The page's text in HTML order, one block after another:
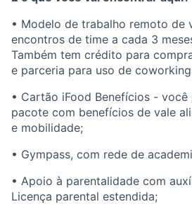
• Modelo de trabalho remoto de
encontros de time a cada 3
Também tem crédito para
e parceria para uso de
• Cartão iFood Benefícios - você
pacote com benefícios de vale
e mobilidade;
• Gympass, com rede de
• Apoio à parentalidade com
Licença parental estendida;